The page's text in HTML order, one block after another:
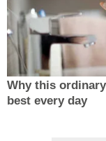
Why this
best every day